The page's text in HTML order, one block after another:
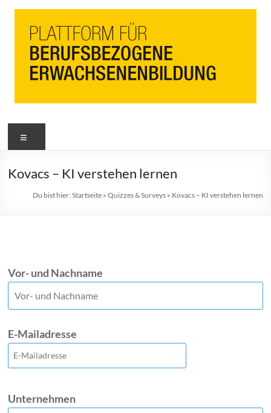
PbEB
Plattform
berufsbezogene
Kovacs – KI verstehen lernen
Du bist hier: Startseite» Quizzes & Surveys» Kovacs – KI verstehen lernen
Vor- und Nachname
E-Mailadresse
Unternehmen